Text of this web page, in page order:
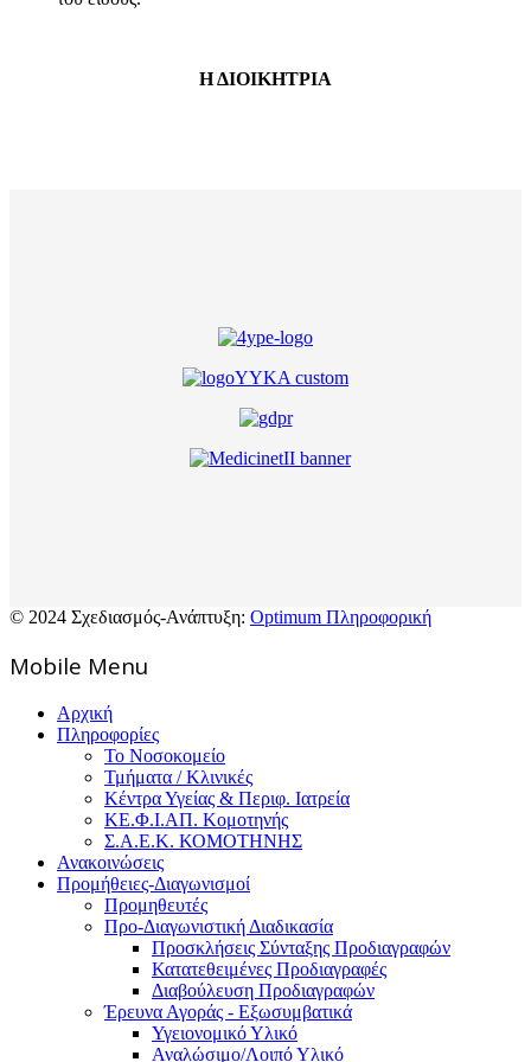
Η ΔΙΟΙΚΗΤΡΙΑ
© 2024 Σχεδιασμός-Ανάπτυξη: Optimum Πληροφορική
Mοbile Menu
Αρχική
Πληροφορίες
Το Νοσοκομείο
Τμήματα / Κλινικές
Κέντρα Υγείας & Περιφ. Ιατρεία
ΚΕ.Φ.Ι.ΑΠ. Κομοτηνής
Σ.Α.Ε.Κ. ΚΟΜΟΤΗΝΗΣ
Ανακοινώσεις
Προμήθειες-Διαγωνισμοί
Προμηθευτές
Προ-Διαγωνιστική Διαδικασία
Προσκλήσεις Σύνταξης Προδιαγραφών
Κατατεθειμένες Προδιαγραφές
Διαβούλευση Προδιαγραφών
Έρευνα Αγοράς - Εξωσυμβατικά
Υγειονομικό Υλικό
Αναλώσιμο/Λοιπό Υλικό